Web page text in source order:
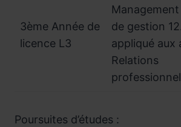
3ème Année de
licence L3
de gestion
appliqué aux
Relations
Poursuites d’études :